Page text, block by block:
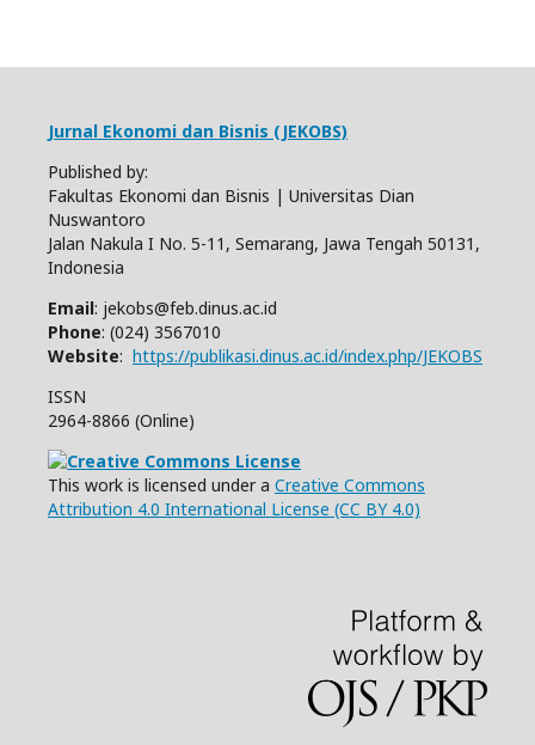
Jurnal Ekonomi dan Bisnis (JEKOBS)
Published by:
Fakultas Ekonomi dan Bisnis | Universitas Dian
Nuswantoro
Jalan Nakula I No. 5-11, Semarang, Jawa Tengah 50131,
Indonesia
Email: jekobs@feb.dinus.ac.id
Phone: (024) 3567010
Website: https://publikasi.dinus.ac.id/index.php/JEKOBS
ISSN
2964-8866 (Online)
This work is licensed under a Creative Commons
Attribution 4.0 International License (CC BY 4.0)